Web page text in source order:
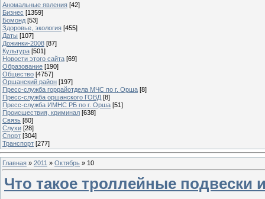
Аномальные явления [42]
Бизнес [1359]
Бомонд [53]
Здоровье, экология [455]
Даты [107]
Дожинки-2008 [87]
Культура [501]
Новости этого сайта [69]
Образование [190]
Общество [4757]
Оршанский район [197]
Пресс-служба горрайотдела МЧС по г. Орша [8]
Пресс-служба оршанского ГОВД [8]
Пресс-служба ИМНС РБ по г. Орша [51]
Проиcшествия, криминал [638]
Связь [80]
Слухи [28]
Спорт [304]
Транспорт [277]
Главная » 2011 » Октябрь » 10
Что такое троллейные подвески